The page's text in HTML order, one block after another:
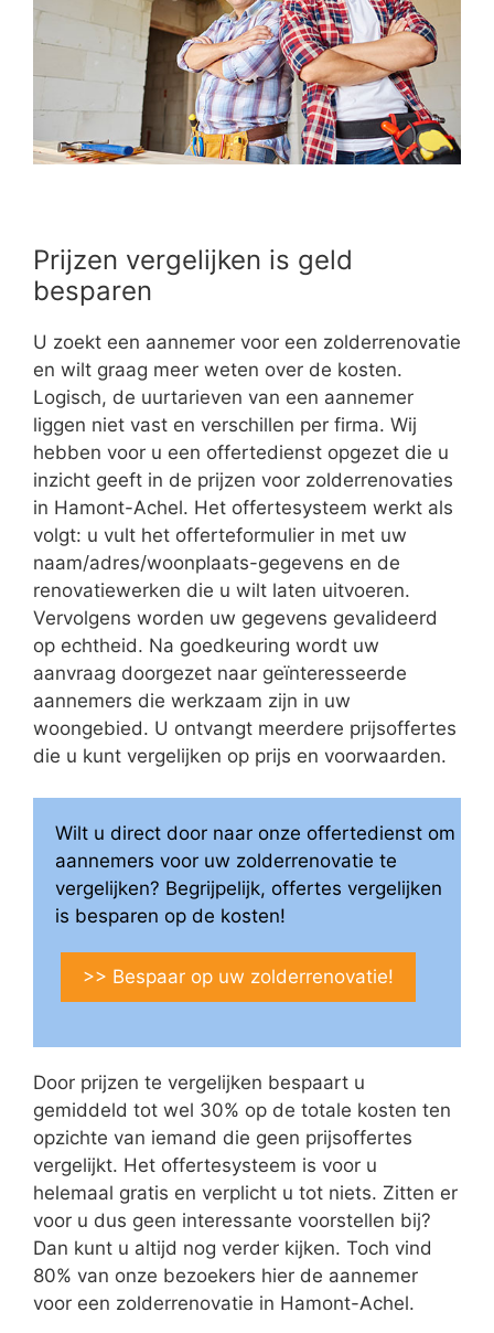
Prijzen vergelijken is geld
besparen
U zoekt een aannemer voor een zolderrenovatie
en wilt graag meer weten over de kosten.
Logisch, de uurtarieven van een aannemer
liggen niet vast en verschillen per firma. Wij
hebben voor u een offertedienst opgezet die u
inzicht geeft in de prijzen voor zolderrenovaties
in Hamont-Achel. Het offertesysteem werkt als
volgt: u vult het offerteformulier in met uw
naam/adres/woonplaats-gegevens en de
renovatiewerken die u wilt laten uitvoeren.
Vervolgens worden uw gegevens gevalideerd
op echtheid. Na goedkeuring wordt uw
aanvraag doorgezet naar geïnteresseerde
aannemers die werkzaam zijn in uw
woongebied. U ontvangt meerdere prijsoffertes
die u kunt vergelijken op prijs en voorwaarden.
Wilt u direct door naar onze offertedienst om
aannemers voor uw zolderrenovatie te
vergelijken? Begrijpelijk, offertes vergelijken
is besparen op de kosten!
>> Bespaar op uw zolderrenovatie!
Door prijzen te vergelijken bespaart u
gemiddeld tot wel 30% op de totale kosten ten
opzichte van iemand die geen prijsoffertes
vergelijkt. Het offertesysteem is voor u
helemaal gratis en verplicht u tot niets. Zitten er
voor u dus geen interessante voorstellen bij?
Dan kunt u altijd nog verder kijken. Toch vind
80% van onze bezoekers hier de aannemer
voor een zolderrenovatie in Hamont-Achel.